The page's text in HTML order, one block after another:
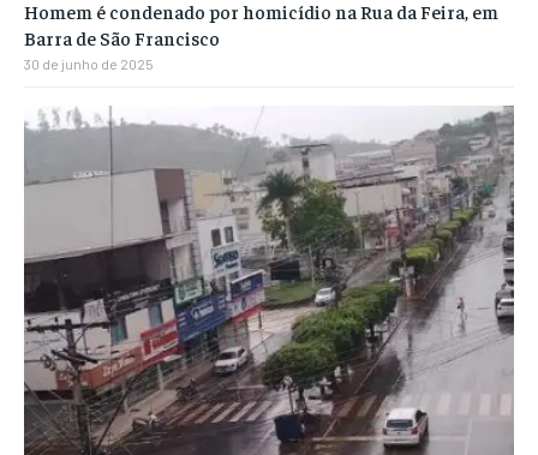
Homem é condenado por homicídio na Rua da Feira, em
Barra de São Francisco
30 de junho de 2025